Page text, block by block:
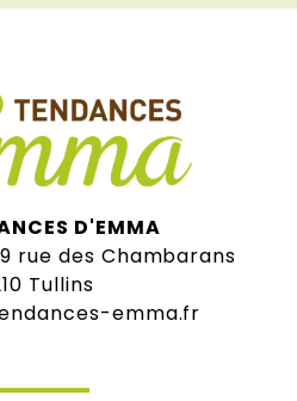
D'EMMA
rue des Chambarans
Tullins
emma.fr